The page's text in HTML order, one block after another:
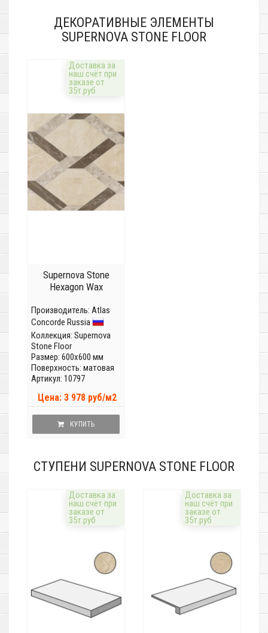
ДЕКОРАТИВНЫЕ ЭЛЕМЕНТЫ
SUPERNOVA STONE FLOOR
Доставка за
наш счёт при
заказе от
35т.руб
Supernova Stone
Hexagon Wax
Производитель: Atlas
Concorde Russia
Коллекция: Supernova
Stone Floor
Размер: 600x600 мм
Поверхность: матовая
Артикул: 10797
Цена: 3 978 руб/м2
КУПИТЬ
СТУПЕНИ SUPERNOVA STONE FLOOR
Доставка за
наш счёт при
заказе от
35т.руб
Доставка за
наш счёт при
заказе от
35т.руб